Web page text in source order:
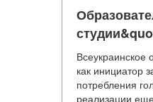
как инициатор
потребления
реализации